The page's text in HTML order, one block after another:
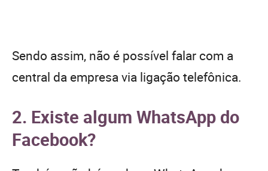
Sendo assim, não é possível falar com a
central da empresa via ligação telefônica.
2. Existe algum WhatsApp do
Facebook?